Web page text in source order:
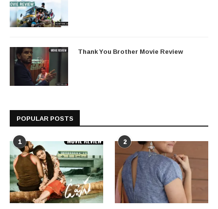
Thank You Brother Movie Review
POPULAR POSTS
1 2